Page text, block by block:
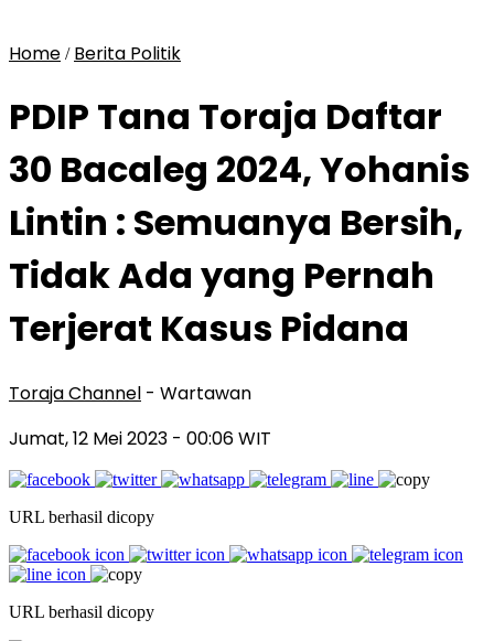
Home / Berita Politik
PDIP Tana Toraja Daftar
30 Bacaleg 2024, Yohanis
Lintin : Semuanya Bersih,
Tidak Ada yang Pernah
Terjerat Kasus Pidana
Toraja Channel - Wartawan
Jumat, 12 Mei 2023 - 00:06 WIT
URL berhasil dicopy
URL berhasil dicopy